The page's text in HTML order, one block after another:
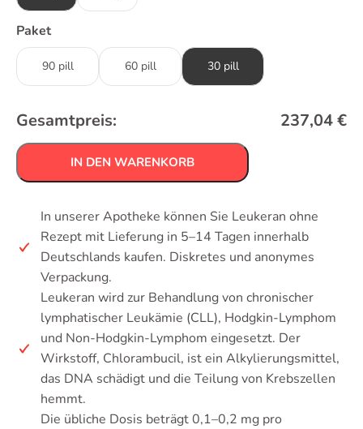
Paket
90 pill 60 pill 30 pill
Gesamtpreis: 237,04€
IN DEN WARENKORB
In unserer Apotheke können Sie Leukeran ohne
Rezept mit Lieferung in 5–14 Tagen innerhalb
Deutschlands kaufen. Diskretes und anonymes
Verpackung.
Leukeran wird zur Behandlung von chronischer
lymphatischer Leukämie (CLL), Hodgkin-Lymphom
und Non-Hodgkin-Lymphom eingesetzt. Der
Wirkstoff, Chlorambucil, ist ein Alkylierungsmittel,
das DNA schädigt und die Teilung von Krebszellen
hemmt.
Die übliche Dosis beträgt 0,1–0,2 mg pro